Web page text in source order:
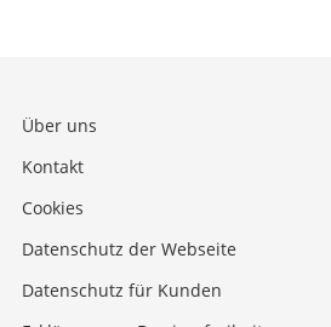
Über uns
Kontakt
Cookies
Datenschutz der Webseite
Datenschutz für Kunden